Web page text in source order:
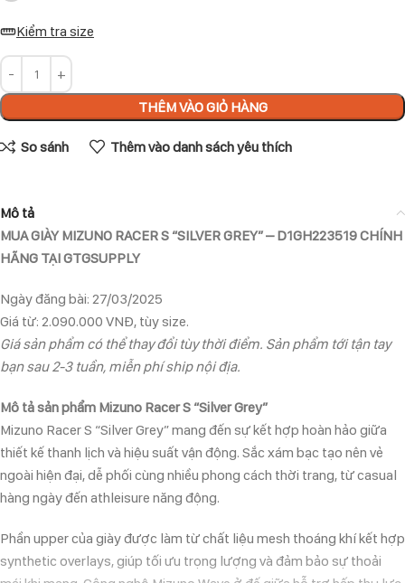
Kiểm tra size
THÊM VÀO GIỎ HÀNG
So sánh Thêm vào danh sách yêu thích
Mô tả
MUA GIÀY MIZUNO RACER S “SILVER GREY” – D1GH223519 CHÍNH
HÃNG TẠI GTGSUPPLY
Ngày đăng bài: 27/03/2025
Giá từ: 2.090.000 VNĐ, tùy size.
Giá sản phẩm có thể thay đổi tùy thời điểm. Sản phẩm tới tận tay
bạn sau 2-3 tuần, miễn phí ship nội địa.
Mô tả sản phẩm Mizuno Racer S “Silver Grey”
Mizuno Racer S “Silver Grey” mang đến sự kết hợp hoàn hảo giữa
thiết kế thanh lịch và hiệu suất vận động. Sắc xám bạc tạo nên vẻ
ngoài hiện đại, dễ phối cùng nhiều phong cách thời trang, từ casual
hàng ngày đến athleisure năng động.
Phần upper của giày được làm từ chất liệu mesh thoáng khí kết hợp
synthetic overlays, giúp tối ưu trọng lượng và đảm bảo sự thoải